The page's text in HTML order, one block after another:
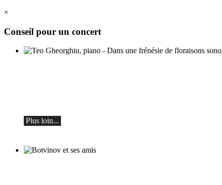
×
Conseil pour un concert
Plus loin...